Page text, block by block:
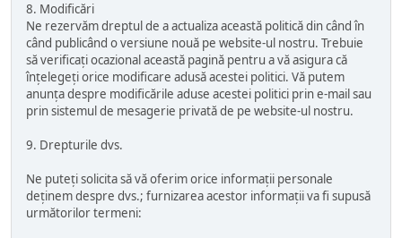
8. Modificări
Ne rezervăm dreptul de a actualiza această politică din când în
când publicând o versiune nouă pe website-ul nostru. Trebuie
să verificați ocazional această pagină pentru a vă asigura că
înțelegeți orice modificare adusă acestei politici. Vă putem
anunța despre modificările aduse acestei politici prin e-mail sau
prin sistemul de mesagerie privată de pe website-ul nostru.
9. Drepturile dvs.
Ne puteți solicita să vă oferim orice informații personale
deținem despre dvs.; furnizarea acestor informații va fi supusă
următorilor termeni: